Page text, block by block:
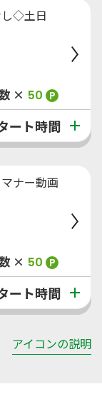
◇土日
× 50 P
ート時間
ナー動画
× 50 P
ート時間
アイコンの説明